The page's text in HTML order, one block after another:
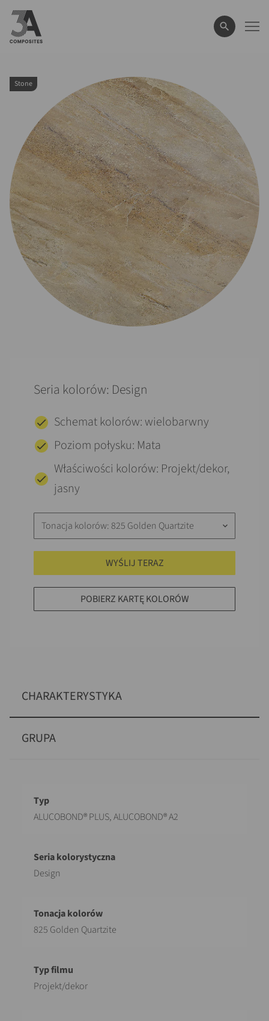
wyszukiwane
hasło
Stone
Seria kolorów: Design
Schemat kolorów: wielobarwny
Poziom połysku: Mata
Właściwości kolorów: Projekt/dekor,
jasny
Tonacja kolorów: 825 Golden Quartzite keyboard_arrow_down
WYŚLIJ TERAZ
POBIERZ KARTĘ KOLORÓW
CHARAKTERYSTYKA
GRUPA
Opis
ALUCOBOND® PLUS, ALUCOBOND® A2
Design
825 Golden Quartzite
Projekt/dekor